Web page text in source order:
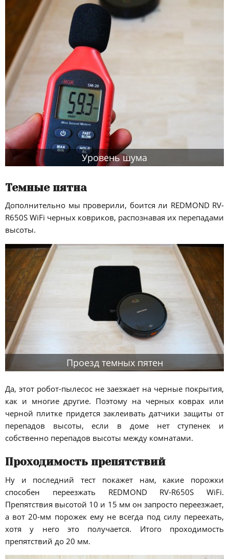
Уровень шума
Темные пятна
Дополнительно мы проверили, боится ли REDMOND RV-
R650S WiFi черных ковриков, распознавая их перепадами
высоты.
Проезд темных пятен
Да, этот робот-пылесос не заезжает на черные покрытия,
как и многие другие. Поэтому на черных коврах или
черной плитке придется заклеивать датчики защиты от
перепадов высоты, если в доме нет ступенек и
собственно перепадов высоты между комнатами.
Проходимость препятствий
Ну и последний тест покажет нам, какие порожки
способен переезжать REDMOND RV-R650S WiFi.
Препятствия высотой 10 и 15 мм он запросто переезжает,
а вот 20-мм порожек ему не всегда под силу переехать,
хотя у него это получается. Итого проходимость
препятствий до 20 мм.